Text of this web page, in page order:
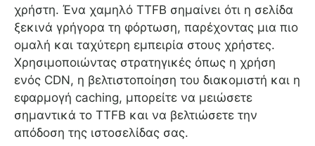
χρήστη. Ένα χαμηλό TTFB σημαίνει ότι η σελίδα
ξεκινά γρήγορα τη φόρτωση, παρέχοντας μια πιο
ομαλή και ταχύτερη εμπειρία στους χρήστες.
Χρησιμοποιώντας στρατηγικές όπως η χρήση
ενός CDN, η βελτιστοποίηση του διακομιστή και η
εφαρμογή caching, μπορείτε να μειώσετε
σημαντικά το TTFB και να βελτιώσετε την
απόδοση της ιστοσελίδας σας.